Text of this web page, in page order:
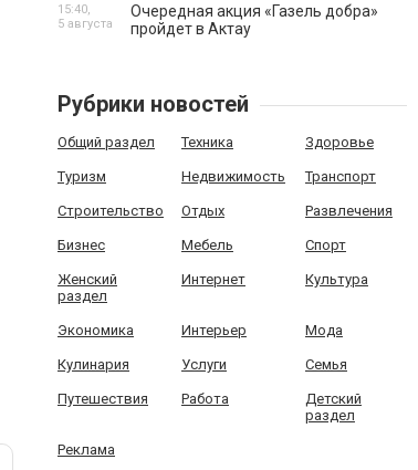
Очередная акция «Газель добра»
пройдет в Актау
15:40,
5 августа
Рубрики новостей
Общий раздел Техника Здоровье
Туризм Недвижимость Транспорт
Строительство Отдых Развлечения
Бизнес Мебель Спорт
Женский
раздел
Интернет Культура
Экономика Интерьер Мода
Кулинария Услуги Семья
Путешествия Работа
Детский
раздел
Реклама